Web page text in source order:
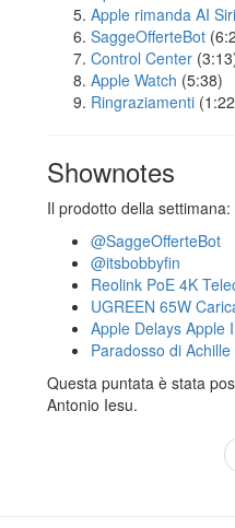
Apple rimanda AI Siri
SaggeOfferteBot
Control Center
Apple Watch (5:38)
Ringraziamenti
Shownotes
Il prodotto della settimana:
@SaggeOfferteBot
@itsbobbyfin
Reolink PoE 4K
UGREEN 65W
Apple Delays Apple
Paradosso di
Questa puntata è stata
Antonio Iesu.